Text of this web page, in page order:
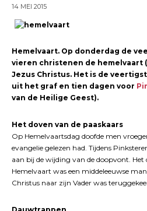
14 MEI 2015
Hemelvaart. Op donderdag de
vieren christenen de hemelvaart
Jezus Christus. Het is de
uit het graf en tien dagen voor
van de Heilige Geest).
Het doven van de paaskaars
Op Hemelvaartsdag doofde men
evangelie gelezen had. Tijdens
aan bij de wijding van de doopvont. Het
Hemelvaart was een middeleeuwse
Christus naar zijn Vader was